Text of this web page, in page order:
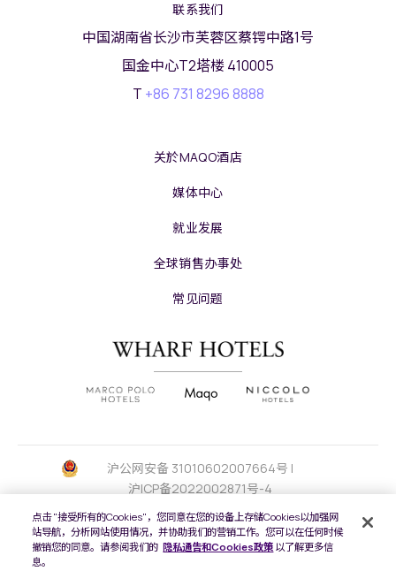
联系我们
中国湖南省长沙市芙蓉区蔡锷中路1号
国金中心T2塔楼 410005
T +86 731 8296 8888
关於MAQO酒店
媒体中心
就业发展
全球销售办事处
常见问题
沪公网安备 31010602007664号 |
沪ICP备2022002871号-4
版权及原稿2026 © 九龙仓酒店保留一切权
利。
点击 "接受所有的Cookies"，您同意在您的设备上存储Cookies以加强网
站导航，分析网站使用情况，并协助我们的营销工作。您可以在任何时候
撤销您的同意。请参阅我们的 隐私通告和Cookies政策 以了解更多信
息。